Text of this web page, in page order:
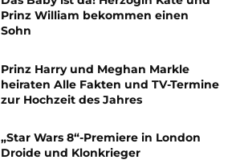
Prinz William bekommen einen
Sohn
Prinz Harry und Meghan Markle
heiraten Alle Fakten und TV-Termine
zur Hochzeit des Jahres
„Star Wars 8“-Premiere in London
Droide und Klonkrieger